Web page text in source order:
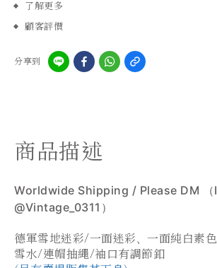
了解更多
顧客評價
分享到
商品描述
Worldwide Shipping / Please DM
@Vintage_0311）
德軍雪地迷彩/一面迷彩、一面純白素
雪水/連帽抽繩/袖口有調節釦